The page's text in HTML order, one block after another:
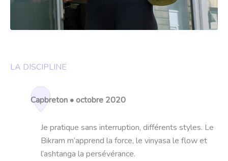
LA DISCIPLINE
Capbreton • octobre 2020
Je pratique sans interruption, différents styles. Le
Bikram m’apprend la force, le vinyasa le flow et
l’ashtanga la persévérance.